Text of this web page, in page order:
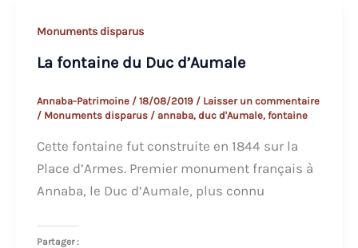
Monuments disparus
La fontaine du Duc d’Aumale
Annaba-Patrimoine / 18/08/2019 / Laisser un commentaire
/ Monuments disparus/ annaba, duc d'Aumale, fontaine
Cette fontaine fut construite en 1844 sur la
Place d’Armes. Premier monument français à
Annaba, le Duc d’Aumale, plus connu
Partager :